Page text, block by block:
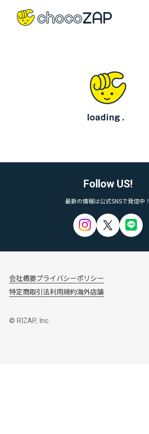
Follow US!
最新の情報は公式SNSで発信中！
会社概要プライバシーポリシー
特定商取引法利用規約海外店舗
© RIZAP, Inc.